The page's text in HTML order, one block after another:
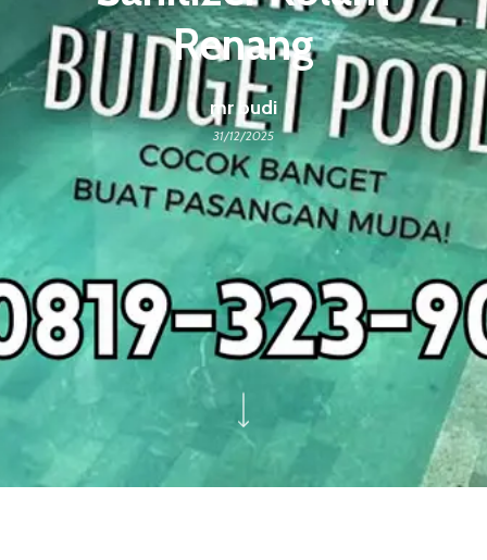
Renang
mr budi
31/12/2025